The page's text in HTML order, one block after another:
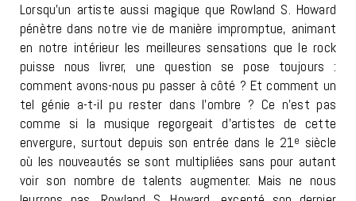
Lorsqu’un artiste aussi magique que Rowland S. Howard
pénètre dans notre vie de manière impromptue, animant
en notre intérieur les meilleures sensations que le rock
puisse nous livrer, une question se pose toujours :
comment avons-nous pu passer à côté ? Et comment un
tel génie a-t-il pu rester dans l’ombre ? Ce n’est pas
comme si la musique regorgeait d’artistes de cette
envergure, surtout depuis son entrée dans le 21e siècle
où les nouveautés se sont multipliées sans pour autant
voir son nombre de talents augmenter. Mais ne nous